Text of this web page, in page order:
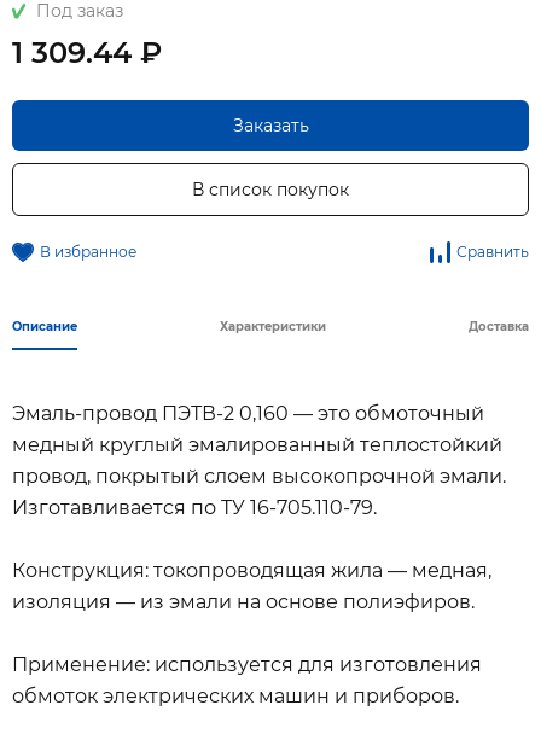
Под заказ
1 309.44 ₽
Заказать
В список покупок
В избранное Сравнить
Описание Характеристики Доставка
Эмаль-провод ПЭТВ-2 0,160 — это обмоточный
медный круглый эмалированный теплостойкий
провод, покрытый слоем высокопрочной эмали.
Изготавливается по ТУ 16-705.110-79.
Конструкция: токопроводящая жила — медная,
изоляция — из эмали на основе полиэфиров.
Применение: используется для изготовления
обмоток электрических машин и приборов.